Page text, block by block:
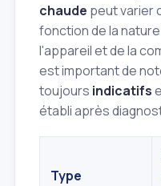
chaude peut varier
fonction de la
l'appareil et de la
est important de
toujours indicatifs
établi après
Type